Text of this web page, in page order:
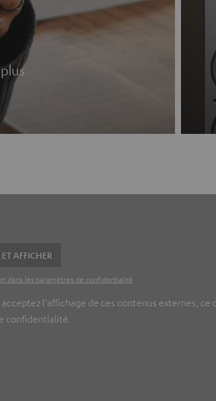
AFFICHER
dans les paramètres de confidentialité
l'affichage de ces contenus externes,
confidentialité.